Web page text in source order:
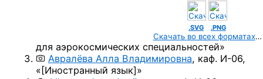
.SVG .PNG
Скачать во всех форматах…
для аэрокосмических специальностей»
Авралёва Алла Владимировна, каф. И-06,
« [Иностранный язык]»